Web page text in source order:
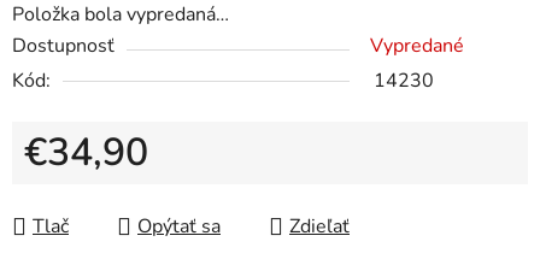
Položka bola vypredaná…
Dostupnosť
Vypredané
Kód:
14230
€34,90
Tlač
Opýtať sa Zdieľať